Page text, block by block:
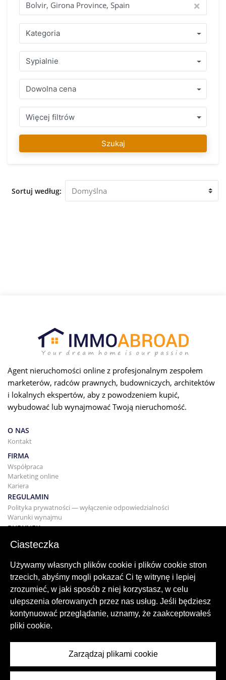
chwili, jeśli masz pytania. Znalezienie Twojego
wymarzonego domu to nasza pasja! Dlaczego warto kupić
poprzez IMMO Abroad? Skorzystaj z ponad 15-letnegodo
świadczenia z zespołem specjalistow, którzy mówią w
Twoim języku i swietnie znaja zasady i reguły obowiązujące
w kraju, w którym chcesz kupić swó nieruchomość. Zakres
zadbanych nieruchomość w Bolvir, Girona Province, Spain
lub w bezpośredniej okolicy z uczciwą porada prfesjonalisty
gwarantuje podjecie prawidlowej decyzji. Po znalezieniu
swojego ulubionego nieruchomość można na nas liczyć aby
zakupic posiadlos, w trakcie calego procesu i także długo po
tym, mozemy Państwu pomóc w razie potrzeby. Nasz zespół
IMMO Abroad życzy dużo zabawy w znalezieniu swojego
ulubionego nieruchomość w Bolvir, Girona Province, Spain.
który został przez Ciebie wybrany.
Kategoria
Sypialnie
Dowolna cena
Więcej filtrów
Szukaj
Sortuj według:
Agent nieruchomości online z profesjonalnym zespołem
marketerów, radców prawnych, budowniczych, architektów
i lokalnych ekspertów, aby z powodzeniem kupić,
wybudować lub wynajmować Twoją nieruchomość.
O NAS
Kontakt
FIRMA
Współpraca
Marketing online
Kariera
REGULAMIN
Polityka prywatności — wyłączenie odpowiedzialności
Warunki wynajmu
BUDYNEK
Projektowanie
Kupowanie domu
Sprzedaż
Usługa wyszukiwania
BLOG
Blog
Regiony na całym świecie
Ciasteczka
Używamy własnych plików cookie i plików cookie stron
trzecich, abyśmy mogli pokazać Ci tę witrynę i lepiej
zrozumieć, w jaki sposób z niej korzystasz, w celu
ulepszenia oferowanych przez nas usług. Jeśli będziesz
kontynuować przeglądanie, uznamy, że zaakceptowałeś
pliki cookie.
Zarządzaj plikami cookie